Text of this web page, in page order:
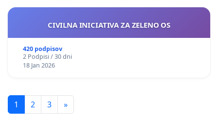
CIVILNA INICIATIVA ZA ZELENO OS
420 podpisov
2 Podpisi / 30 dni
18 Jan 2026
1 2 3 »